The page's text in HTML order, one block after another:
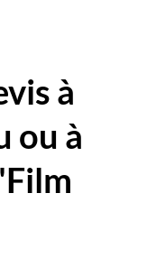
à
ou à